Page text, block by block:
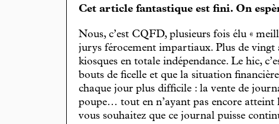
Cet article fantastique est fini. On
Nous, c’est CQFD, plusieurs fois élu «
jurys férocement impartiaux. Plus de vingt
kiosques en totale indépendance. Le hic,
bouts de ficelle et que la situation
chaque jour plus difficile : la vente de
poupe… tout en n’ayant pas encore
vous souhaitez que ce journal puisse